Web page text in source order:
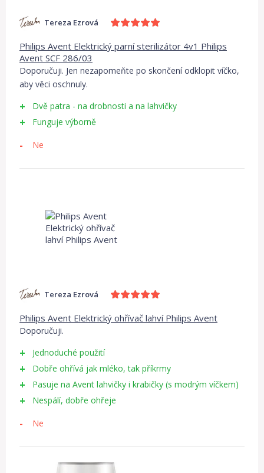
Tereza Ezrová
Philips Avent Elektrický parní sterilizátor 4v1 Philips
Avent SCF 286/03
Doporučuji. Jen nezapomeňte po skončení odklopit víčko,
aby věci oschnuly.
Dvě patra - na drobnosti a na lahvičky
Funguje výborně
Ne
Tereza Ezrová
Philips Avent Elektrický ohřívač lahví Philips Avent
Doporučuji.
Jednoduché použití
Dobře ohřívá jak mléko, tak příkrmy
Pasuje na Avent lahvičky i krabičky (s modrým víčkem)
Nespálí, dobře ohřeje
Ne